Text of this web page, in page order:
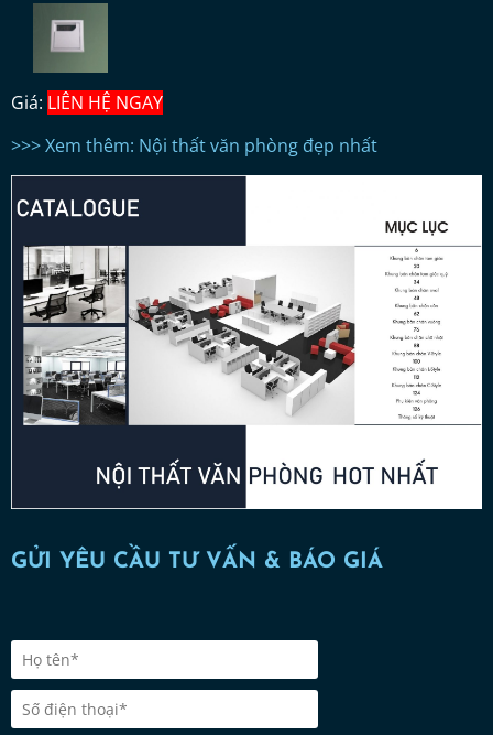
Giá: LIÊN HỆ NGAY
>>> Xem thêm: Nội thất văn phòng đẹp nhất
GỬI YÊU CẦU TƯ VẤN & BÁO GIÁ